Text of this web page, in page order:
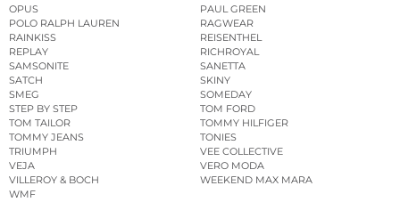
OPUS
PAUL GREEN
POLO RALPH LAUREN
RAGWEAR
RAINKISS
REISENTHEL
REPLAY
RICHROYAL
SAMSONITE
SANETTA
SATCH
SKINY
SMEG
SOMEDAY
STEP BY STEP
TOM FORD
TOM TAILOR
TOMMY HILFIGER
TOMMY JEANS
TONIES
TRIUMPH
VEE COLLECTIVE
VEJA
VERO MODA
VILLEROY & BOCH
WEEKEND MAX MARA
WMF